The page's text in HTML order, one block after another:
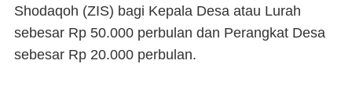
Shodaqoh (ZIS) bagi Kepala Desa atau Lurah
sebesar Rp 50.000 perbulan dan Perangkat Desa
sebesar Rp 20.000 perbulan.